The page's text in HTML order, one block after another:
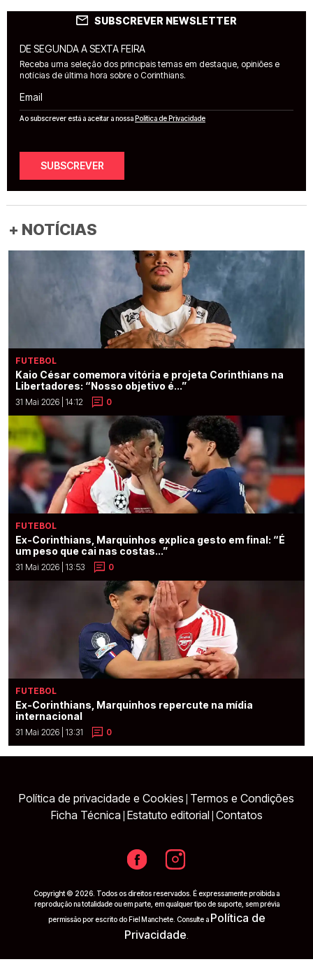
SUBSCREVER NEWSLETTER
DE SEGUNDA A SEXTA FEIRA
Receba uma seleção dos principais temas em destaque, opiniões e
notícias de última hora sobre o Corinthians.
Email
Ao subscrever está a aceitar a nossaPolítica de Privacidade
SUBSCREVER
+ NOTÍCIAS
FUTEBOL
Kaio César comemora vitória e projeta Corinthians na
Libertadores: “Nosso objetivo é...”
31 Mai 2026 | 14:12 0
FUTEBOL
Ex-Corinthians, Marquinhos explica gesto em final: “É
um peso que cai nas costas...”
31 Mai 2026 | 13:53 0
FUTEBOL
Ex-Corinthians, Marquinhos repercute na mídia
internacional
31 Mai 2026 | 13:31 0
Política de privacidade e Cookies Termos e Condições
Ficha Técnica Estatuto editorial Contatos
Copyright © 2026. Todos os direitos reservados. É expressamente proibida a
reprodução na totalidade ou em parte, em qualquer tipo de suporte, sem prévia
permissão por escrito do Fiel Manchete. Consulte a Política de
Privacidade